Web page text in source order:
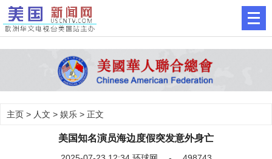
主页 > 人文 > 娱乐 > 正文
美国知名演员海边度假突发意外身亡